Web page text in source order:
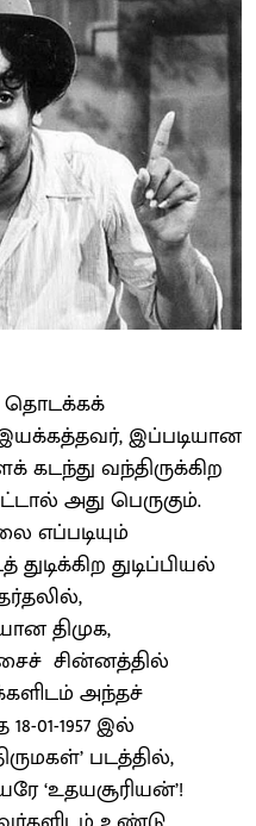
தொடக்கக்
இயக்கத்தவர், இப்படியான
வந்திருக்கிற
அது பெருகும்.
எப்படியும்
துடிப்பியல்
திமுக,
சின்னத்தில்
அந்தச்
01-1957 இல்
படத்தில்,
‘உதயசூரியன்’!